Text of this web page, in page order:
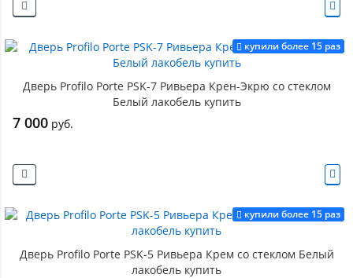
купили более 15 раз
Дверь Profilo Porte PSK-7 Ривьера Крен-Экрю со стеклом
Белый лакобель купить
7 000 руб.
купили более 15 раз
Дверь Profilo Porte PSK-5 Ривьера Крем со стеклом Белый
лакобель купить